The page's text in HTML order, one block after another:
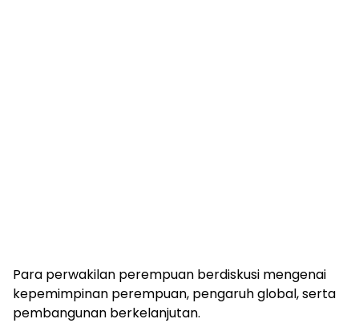
Para perwakilan perempuan berdiskusi mengenai
kepemimpinan perempuan, pengaruh global, serta
pembangunan berkelanjutan.